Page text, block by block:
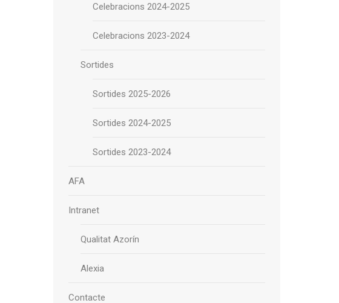
Celebracions 2024-2025
Celebracions 2023-2024
Sortides
Sortides 2025-2026
Sortides 2024-2025
Sortides 2023-2024
AFA
Intranet
Qualitat Azorín
Alexia
Contacte